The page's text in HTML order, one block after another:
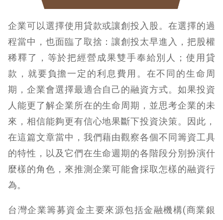
企業可以選擇使用貸款或讓創投入股。在選擇的過
程當中，也面臨了取捨：讓創投太早進入，把股權
稀釋了，等於把經營成果雙手奉給別人；使用貸
款，就要負擔一定的利息費用。在不同的生命周
期，企業會選擇最適合自己的融資方式。如果投資
人能更了解企業所在的生命周期，並思考企業的未
來，相信能夠更有信心地果斷下投資決策。因此，
在這篇文章當中，我們藉由觀察各個不同籌資工具
的特性，以及它們在生命週期的各階段分別扮演什
麼樣的角色，來推測企業可能會採取怎樣的融資行
為。
台灣企業籌募資金主要來源包括金融機構(商業銀